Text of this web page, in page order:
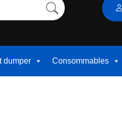
dumper Consommables